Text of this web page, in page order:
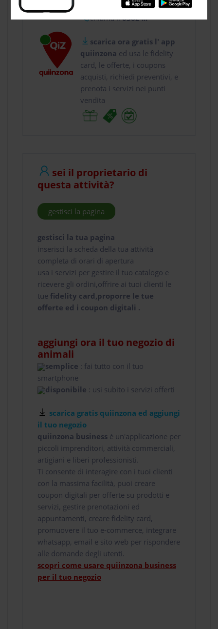
Via Visconta 10...
chiama il0362 ...
scarica ora gratis l' app
quiinzona ed usa le fidelity
card, le offerte, i coupons
acquisti, richiedi preventivi, e
prenota i servizi nei punti
vendita
sei il proprietario di
questa attività?
gestisci la pagina
gestisci la tua pagina
inserisci la scheda della tua attività
completa di orari di apertura
usa i servizi per gestire il tuo catalogo e
ricevere gli ordini,offrire ai tuoi clienti le
tue fidelity card,proporre le tue
offerte ed i coupon digitali .
aggiungi ora il tuo negozio di
animali
semplice : fai tutto con il tuo
smartphone
disponibile : usi subito i servizi offerti
scarica gratis quiinzona ed aggiungi
il tuo negozio
quiinzona business è un'applicazione per
piccoli imprenditori, attività commerciali,
artigiani e liberi professionisti.
Ti consente di interagire con i tuoi clienti
con la massima facilità, puoi creare
coupon digitali per offerte su prodotti e
servizi, gestire prenotazioni ed
appuntamenti, creare fidelity card,
promuovere il tuo e-commerce, integrare
whatsapp, email e sito web per rispondere
alle domande degli utenti.
scopri come usare quiinzona business
per il tuo negozio